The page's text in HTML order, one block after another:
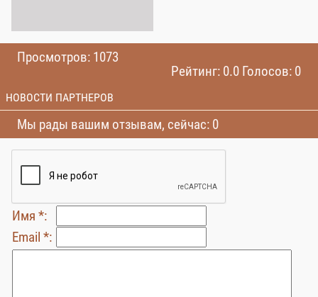
Просмотров: 1073
Рейтинг: 0.0 Голосов: 0
НОВОСТИ ПАРТНЕРОВ
Мы рады вашим отзывам, сейчас: 0
Имя *:
Email *: